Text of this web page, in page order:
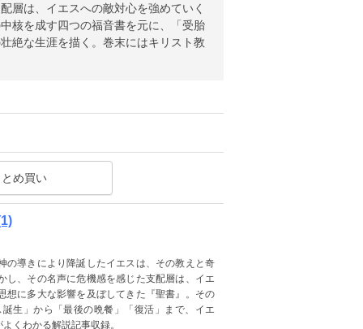
層は、イエスへの敵対心を強めていく
核を成す四つの福音書を元に、「受胎
絶な生涯を描く。巻末にはキリスト教
め買い
導きにより降誕したイエスは、その教えと奇
し、その名声に危機感を感じた支配層は、イエ
に多大な影響を及ぼしてきた『聖書』。その
生」から「最後の晩餐」「復活」まで、イエ
くわかる解説記事収録。